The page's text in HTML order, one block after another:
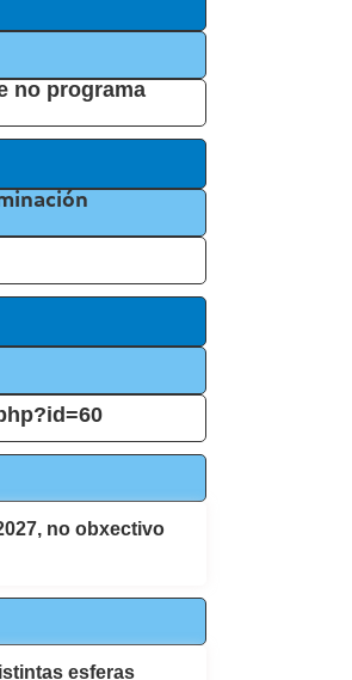
no programa
no obxectivo
esferas